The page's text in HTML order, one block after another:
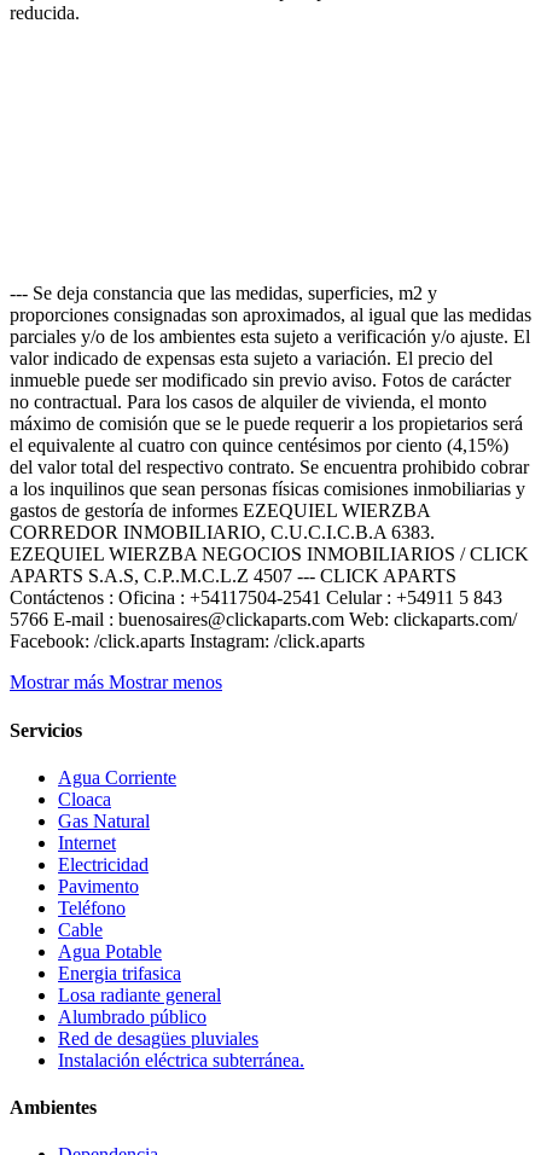
reducida.
--- Se deja constancia que las medidas, superficies, m2 y
proporciones consignadas son aproximados, al igual que las medidas
parciales y/o de los ambientes esta sujeto a verificación y/o ajuste. El
valor indicado de expensas esta sujeto a variación. El precio del
inmueble puede ser modificado sin previo aviso. Fotos de carácter
no contractual. Para los casos de alquiler de vivienda, el monto
máximo de comisión que se le puede requerir a los propietarios será
el equivalente al cuatro con quince centésimos por ciento (4,15%)
del valor total del respectivo contrato. Se encuentra prohibido cobrar
a los inquilinos que sean personas físicas comisiones inmobiliarias y
gastos de gestoría de informes EZEQUIEL WIERZBA
CORREDOR INMOBILIARIO, C.U.C.I.C.B.A 6383.
EZEQUIEL WIERZBA NEGOCIOS INMOBILIARIOS / CLICK
APARTS S.A.S, C.P..M.C.L.Z 4507 --- CLICK APARTS
Contáctenos : Oficina : +54117504-2541 Celular : +54911 5 843
5766 E-mail : buenosaires@clickaparts.com Web: clickaparts.com/
Facebook: /click.aparts Instagram: /click.aparts
Mostrar más Mostrar menos
Servicios
Agua Corriente
Cloaca
Gas Natural
Internet
Electricidad
Pavimento
Teléfono
Cable
Agua Potable
Energia trifasica
Losa radiante general
Alumbrado público
Red de desagües pluviales
Instalación eléctrica subterránea.
Ambientes